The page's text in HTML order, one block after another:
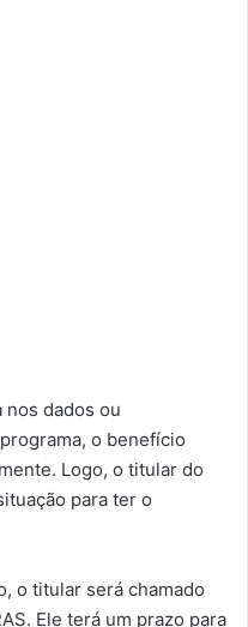
dados ou
o benefício
Logo, o titular do
para ter o
o titular será chamado
Ele terá um prazo para